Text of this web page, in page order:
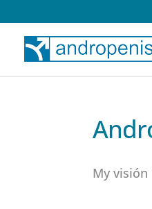
My visión